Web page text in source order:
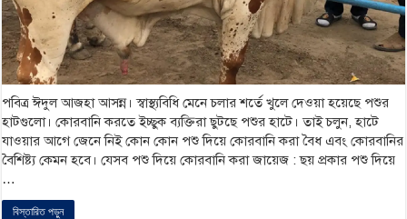
পবিত্র ঈদুল আজহা আসন্ন। স্বাস্থ্যবিধি মেনে চলার শর্তে খুলে দেওয়া হয়েছে পশুর
হাটগুলো। কোরবানি করতে ইচ্ছুক ব্যক্তিরা ছুটছে পশুর হাটে। তাই চলুন, হাটে
যাওয়ার আগে জেনে নিই কোন কোন পশু দিয়ে কোরবানি করা বৈধ এবং কোরবানির
বৈশিষ্ট্য কেমন হবে। যেসব পশু দিয়ে কোরবানি করা জায়েজ : ছয় প্রকার পশু দিয়ে
…
বিস্তারিত পড়ুন